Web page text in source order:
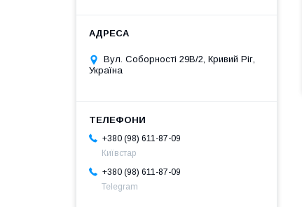
Вул. Соборності 29В/2, Кривий Ріг,
Україна
+380 (98) 611-87-09
Київстар
+380 (98) 611-87-09
Telegram